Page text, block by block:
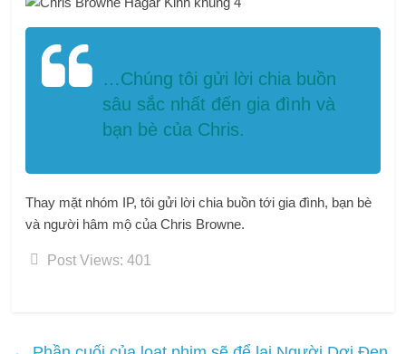
…Chúng tôi gửi lời chia buồn
sâu sắc nhất đến gia đình và
bạn bè của Chris.
Thay mặt nhóm IP, tôi gửi lời chia buồn tới gia đình, bạn bè
và người hâm mộ của Chris Browne.
Post Views: 401